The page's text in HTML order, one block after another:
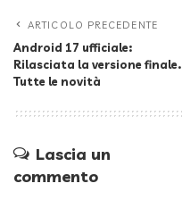
ARTICOLO PRECEDENTE
Android 17 ufficiale:
Rilasciata la versione finale.
Tutte le novità
Lascia un
commento